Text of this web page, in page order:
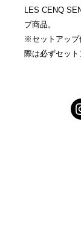
LES CENQ
プ商品。
※セットアップ
際は必ずセット